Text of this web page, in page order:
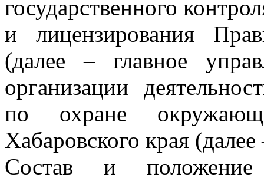
государственного
и лицензирования
(далее – главное
организации
по охране
Хабаровского края
Состав и